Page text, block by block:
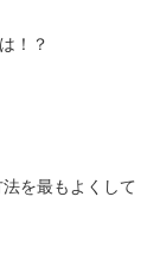
！？
を最もよくして